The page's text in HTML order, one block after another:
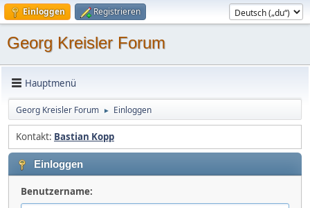
Einloggen Registrieren
Georg Kreisler Forum
Hauptmenü
Georg Kreisler Forum ► Einloggen
Kontakt: Bastian Kopp
Einloggen
Benutzername: